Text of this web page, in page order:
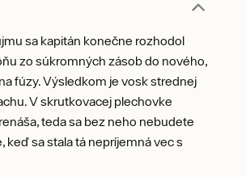
sa kapitán konečne rozhodol
zo súkromných zásob do nového,
fúzy. Výsledkom je vosk strednej
V skrutkovacej plechovke
teda sa bez neho nebudete
keď sa stala tá nepríjemná vec s